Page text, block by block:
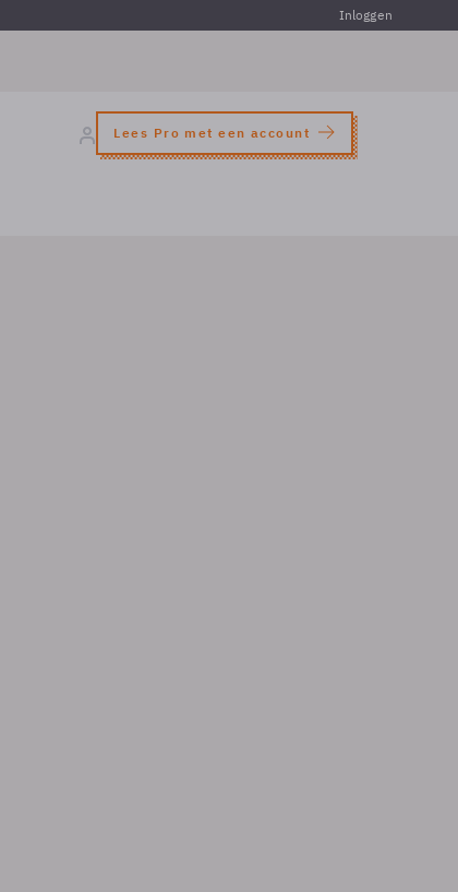
Inloggen
Lees Pro met een account